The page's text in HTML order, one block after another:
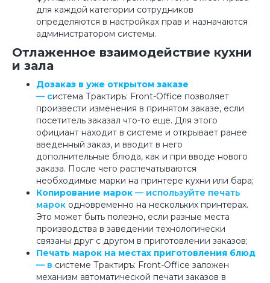
для каждой категории сотрудников
определяются в настройках прав и назначаются
администратором системы.
Отлаженное взаимодействие кухни
и зала
Дозаказ в уже открытом заказе
— система Трактиръ: Front-Office позволяет
произвести изменения в принятом заказе, если
посетитель заказал что-то еще. Для этого
официант находит в системе и открывает ранее
введенный заказ, и вводит в него
дополнительные блюда, как и при вводе нового
заказа. После чего распечатываются
необходимые марки на принтере кухни или бара;
Копирование марок — используйте печать
марок одновременно на нескольких принтерах.
Это может быть полезно, если разные места
производства в заведении технологически
связаны друг с другом в приготовлении заказов;
Печать марок на местах приготовления блюд
— в системе Трактиръ: Front-Office заложен
механизм автоматической печати заказов в